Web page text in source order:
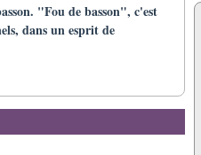
"Fou de basson", c'est
dans un esprit de